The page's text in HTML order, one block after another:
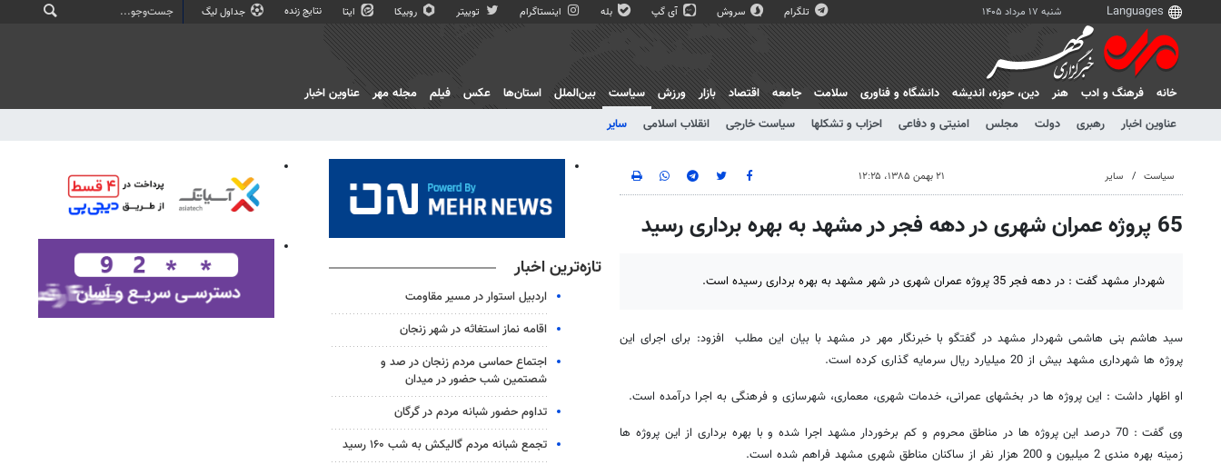
شنبه ۱۷ مرداد ۱۴۰۵ تلگرام سروش آی گپ بله اینستاگرام توییتر روبیکا ایتا نتایج زنده جداول لیگ
خانه فرهنگ و ادب هنر دين، حوزه، انديشه دانشگاه و فناوری سلامت جامعه اقتصاد بازار ورزش
سیاست
عناوین اخبار
رهبری دولت مجلس امنیتی و دفاعی احزاب و تشکلها سیاست خارجی انقلاب اسلامی سایر
بین‌الملل استان‌ها عکس فیلم مجله مهر عناوین اخبار
سیاست سایر ۲۱ بهمن ۱۳۸۵، ۱۲:۲۵
65 پروژه عمران شهری در دهه فجر در مشهد به بهره برداری رسید
شهردار مشهد گفت : در دهه فجر 35 پروژه عمران شهری در شهر مشهد به بهره برداری رسیده است.
سید هاشم بنی هاشمی شهردار مشهد در گفتگو با خبرنگار مهر در مشهد با بیان این مطلب افزود: برای اجرای این
پروژه ها شهرداری مشهد بیش از 20 میلیارد ریال سرمایه گذاری کرده است.
او اظهار داشت : این پروژه ها در بخشهای عمرانی، خدمات شهری، معماری، شهرسازی و فرهنگی به اجرا درآمده است.
وی گفت : 70 درصد این پروژه ها در مناطق محروم و کم برخوردار مشهد اجرا شده و با بهره برداری از این پروژه ها
زمینه بهره مندی 2 میلیون و 200 هزار نفر از ساکنان مناطق شهری مشهد فراهم شده است.
تازه‌ترین اخبار
اردبیل استوار در مسیر مقاومت
اقامه نماز استغاثه در شهر زنجان
اجتماع حماسی مردم زنجان در صد و
شصتمین شب حضور در میدان
تداوم حضور شبانه مردم در گرگان
تجمع شبانه مردم گالیکش به شب ۱۶۰ رسید